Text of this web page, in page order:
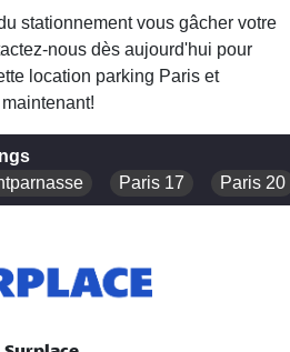
stationnement vous gâcher votre
nous dès aujourd'hui pour
location parking Paris et
Paris 17 Paris 20